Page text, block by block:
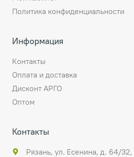
Политика конфиденциальности
Информация
Контакты
Оплата и доставка
Дисконт АРГО
Оптом
Контакты
Рязань, ул. Есенина, д. 64/